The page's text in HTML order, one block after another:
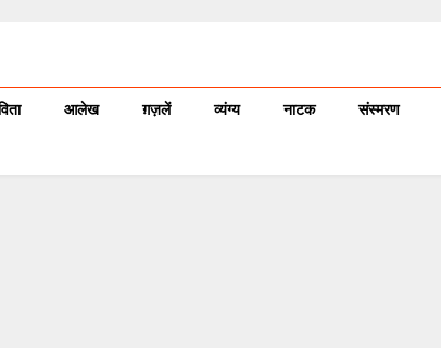
आलेख ग़ज़लें व्यंग्य नाटक संस्मरण